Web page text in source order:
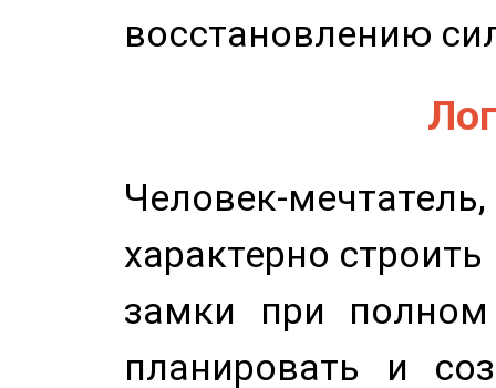
восстановлению
Человек-
характерно
замки при полном
планировать и